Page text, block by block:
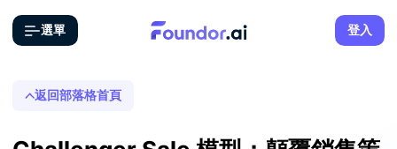
選單 登入
返回部落格首頁